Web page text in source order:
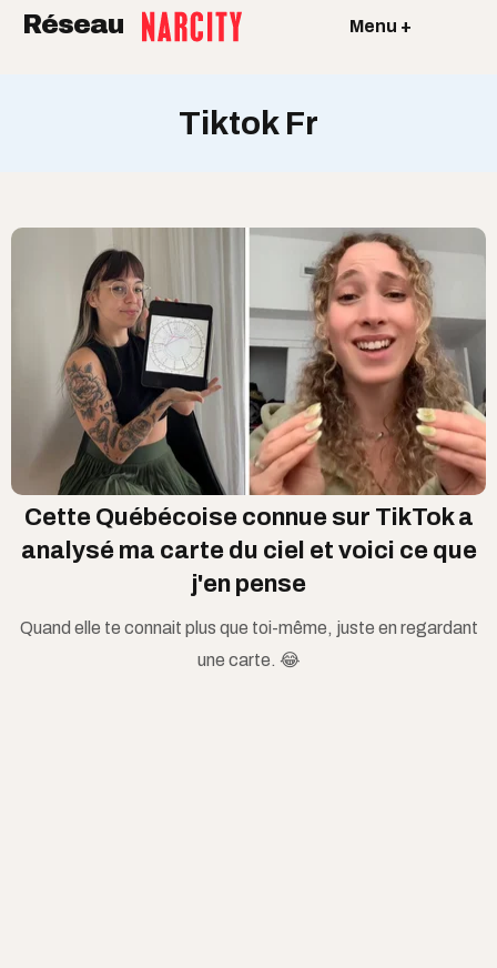
Réseau Menu +
Tiktok Fr
C​ette Québécoise connue sur TikTok a
analysé ma carte du ciel et voici ce que
j'en pense
Quand elle te connait plus que toi-même, juste en regardant
une carte. 😂